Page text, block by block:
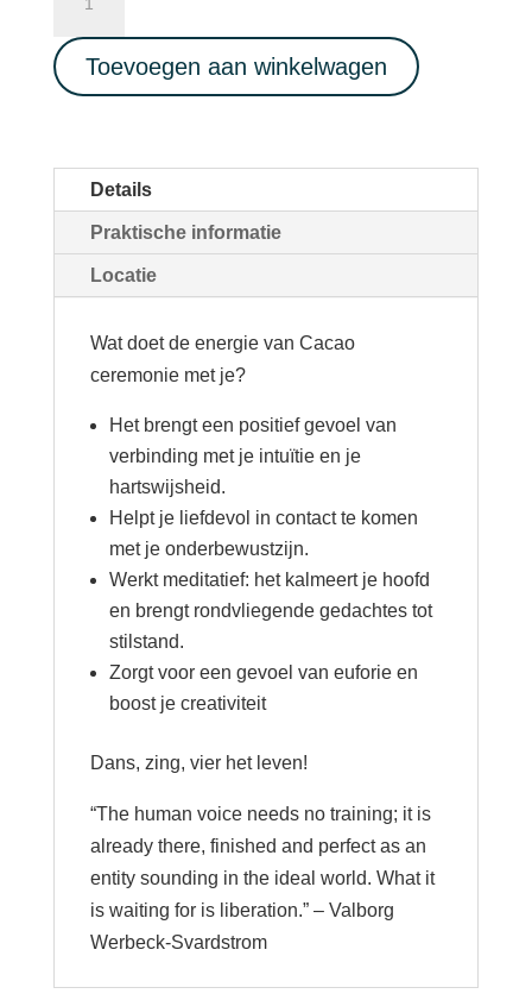
-
Cacao
stembevrijding
26/08/2023
aantal
Toevoegen aan winkelwagen
Details
Praktische informatie
Locatie
Wat doet de energie van Cacao
ceremonie met je?
Het brengt een positief gevoel van
verbinding met je intuïtie en je
hartswijsheid.
Helpt je liefdevol in contact te komen
met je onderbewustzijn.
Werkt meditatief: het kalmeert je hoofd
en brengt rondvliegende gedachtes tot
stilstand.
Zorgt voor een gevoel van euforie en
boost je creativiteit
Dans, zing, vier het leven!
“The human voice needs no training; it is
already there, finished and perfect as an
entity sounding in the ideal world. What it
is waiting for is liberation.” – Valborg
Werbeck-Svardstrom